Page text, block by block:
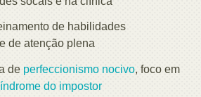
de habilidades
de atenção plena
de perfeccionismo nocivo, foco em
do impostor